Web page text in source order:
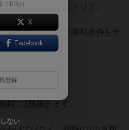
体験する協力型のトリテ。
各キャラクターの勝利条件を全
ります。
時に1枚抜きます。
10秒）
X
Facebook
登録
ない